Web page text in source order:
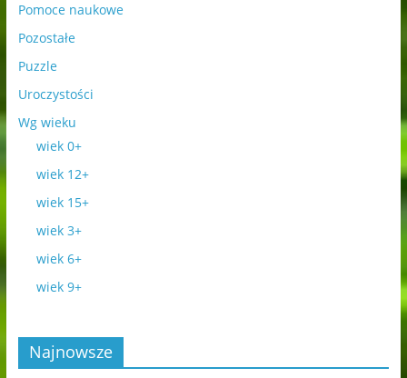
Pomoce naukowe
Pozostałe
Puzzle
Uroczystości
Wg wieku
wiek 0+
wiek 12+
wiek 15+
wiek 3+
wiek 6+
wiek 9+
Najnowsze